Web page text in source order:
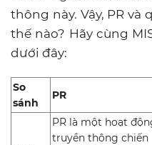
thông này. Vậy, PR
thế nào? Hãy cùng
dưới đây:
So
sánh
PR
PR là một hoạt
truyền thông chiến